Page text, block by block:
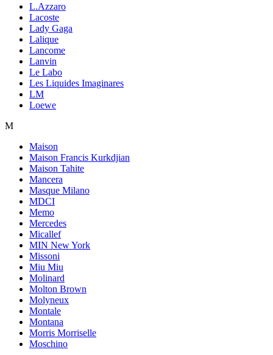
L.Azzaro
Lacoste
Lady Gaga
Lalique
Lancome
Lanvin
Le Labo
Les Liquides Imaginares
LM
Loewe
M
Maison
Maison Francis Kurkdjian
Maison Tahite
Mancera
Masque Milano
MDCI
Memo
Mercedes
Micallef
MIN New York
Missoni
Miu Miu
Molinard
Molton Brown
Molyneux
Montale
Montana
Morris Morriselle
Moschino